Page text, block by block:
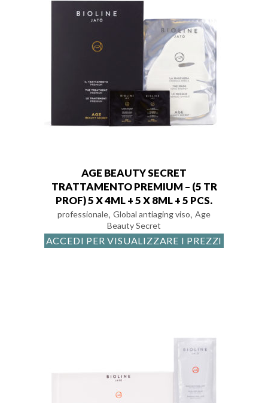
AGE BEAUTY SECRET
TRATTAMENTO PREMIUM – (5 TR
PROF) 5 X 4ML + 5 X 8ML + 5 PCS.
professionale, Global antiaging viso, Age
Beauty Secret
ACCEDI PER VISUALIZZARE I PREZZI